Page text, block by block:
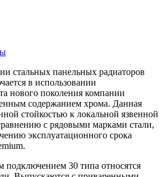
стальных панельных радиаторов
в использовании
нового поколения компании
содержанием хрома. Данная
стойкостью к локальной язвенной
с рядовыми марками стали,
эксплуатационного срока
подключением 30 типа относятся